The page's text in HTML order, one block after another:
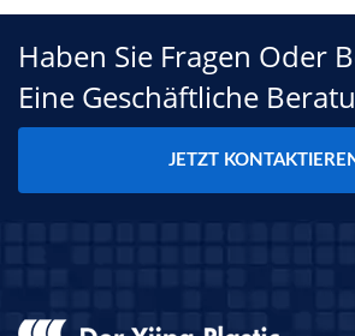
Haben Sie Fragen Oder
Eine Geschäftliche
JETZT